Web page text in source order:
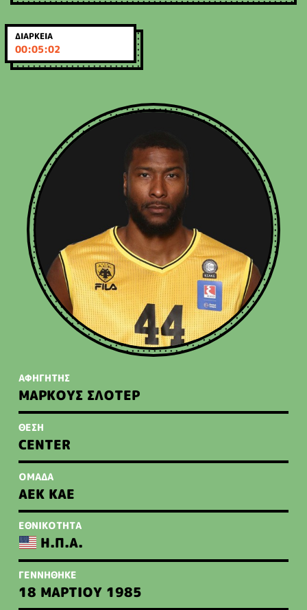
ΔΙΑΡΚΕΙΑ
00:05:02
ΑΦΗΓΗΤΗΣ
ΜΑΡΚΟΥΣ ΣΛΟΤΕΡ
ΘΕΣΗ
CENTER
ΟΜΑΔΑ
ΑΕΚ ΚΑΕ
ΕΘΝΙΚΟΤΗΤΑ
Η.Π.Α.
ΓΕΝΝΗΘΗΚΕ
18 ΜΑΡΤΙΟΥ 1985